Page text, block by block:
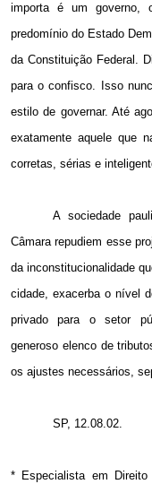
importa é um governo,
predomínio do Estado
da Constituição Federal.
para o confisco. Isso
estilo de governar. Até
exatamente aquele que
corretas, sérias e
A sociedade
Câmara repudiem esse
da inconstitucionalidade
cidade, exacerba o nível
privado para o setor
generoso elenco de
os ajustes necessários,
SP, 12.08.02.
* Especialista em